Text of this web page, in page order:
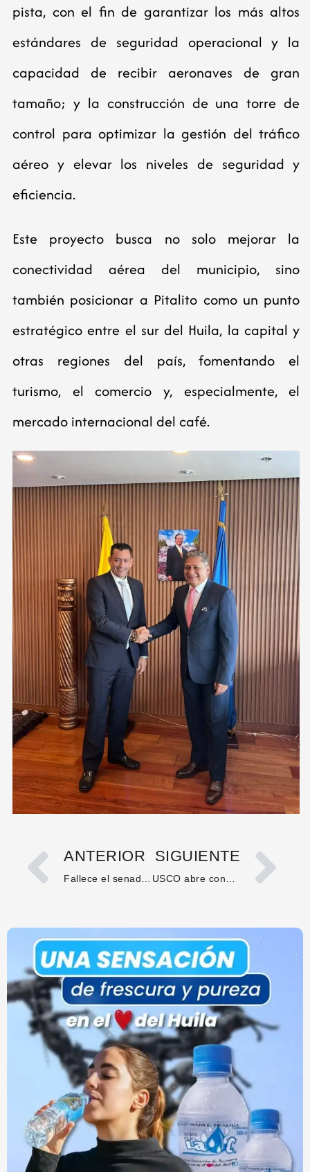
pista, con el fin de garantizar los más altos
estándares de seguridad operacional y la
capacidad de recibir aeronaves de gran
tamaño; y la construcción de una torre de
control para optimizar la gestión del tráfico
aéreo y elevar los niveles de seguridad y
eficiencia.
Este proyecto busca no solo mejorar la
conectividad aérea del municipio, sino
también posicionar a Pitalito como un punto
estratégico entre el sur del Huila, la capital y
otras regiones del país, fomentando el
turismo, el comercio y, especialmente, el
mercado internacional del café.
ANTERIOR SIGUIENTE